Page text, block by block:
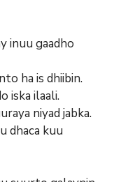
inuu gaadho
ha is dhiibin.
iska ilaali.
niyad jabka.
dhaca kuu